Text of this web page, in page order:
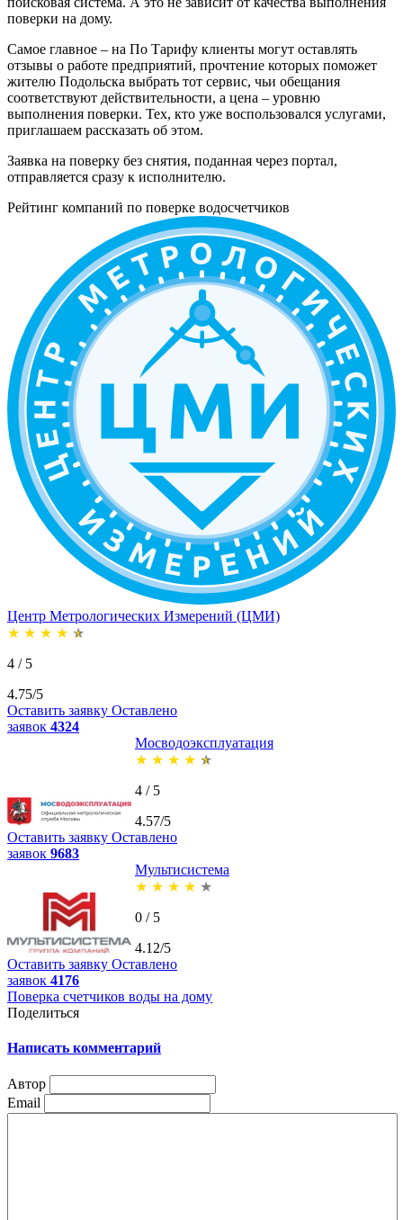
поверки на дому.
Самое главное – на По Тарифу клиенты могут оставлять
отзывы о работе предприятий, прочтение которых поможет
жителю Подольска выбрать тот сервис, чьи обещания
соответствуют действительности, а цена – уровню
выполнения поверки. Тех, кто уже воспользовался услугами,
приглашаем рассказать об этом.
Заявка на поверку без снятия, поданная через портал,
отправляется сразу к исполнителю.
Рейтинг компаний по поверке водосчетчиков
Центр Метрологических Измерений (ЦМИ)
★ ★ ★ ★ ★
4 / 5
4.75/5
Оставить заявку Оставлено
заявок 4324
Мосводоэксплуатация
★ ★ ★ ★ ★
4 / 5
4.57/5
Оставить заявку Оставлено
заявок 9683
Мультисистема
★ ★ ★ ★ ★
0 / 5
4.12/5
Оставить заявку Оставлено
заявок 4176
Поверка счетчиков воды на дому
Поделиться
Написать комментарий
Автор
Email